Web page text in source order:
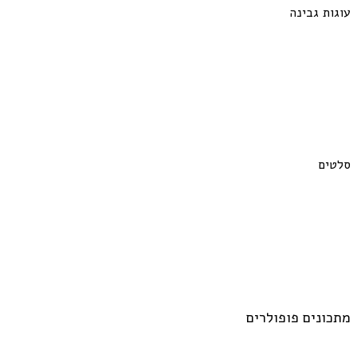
עוגות גבינה
סלטים
מתכונים פופולרים